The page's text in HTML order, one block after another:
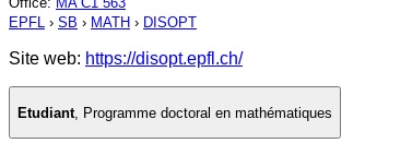
EPFL › SB › MATH › DISOPT
Site web: https://disopt.epfl.ch/
Etudiant Programme doctoral en mathématiques